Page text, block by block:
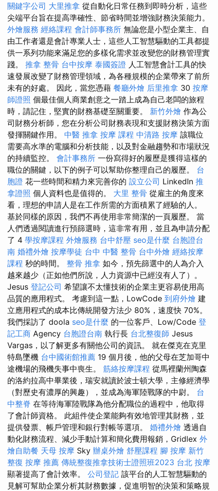
關鍵字公司 大里推拿 從自動化日常任務到即時分析，這些
尖端平台旨在提高準確性、節省時間並增強財務決策能力。
外燴服務 經絡課程 會計師事務所 無論您是小型企業主、自
由工作者還是會計專業人士，這些人工智慧驅動的工具都提
供一系列功能來滿足您的多樣化需求並改變您的財務管理實
踐。 推拿 整骨 台中按摩 泰國簽證 人工智慧會計工具的快
速發展改變了財務管理領域，為各種規模的企業帶來了前所
未有的好處。 因此，當您憑藉 餐廳外燴 后里推拿 30 按摩
師證照 個最佳個人商業創意之一踏上成為自己老闆的旅程
時，請記住，堅實的財務基礎至關重要。 新竹外燴 作為公
司財務分析師，您在分析公司財務表現和支援財務決策方面
發揮關鍵作用。 中醫 推拿 按摩 課程 中清路 按摩 該職位
需要高水準的電腦和分析技能，以及對金融趨勢和市場狀況
的持續監控。 會計事務所 一份寫得好的履歷是獲得這樣的
職位的關鍵，以下的例子可以幫助你整理自己的履歷。 台
胞證 花一些時間和精力來完善你的 設立公司 LinkedIn 推
拿證照 個人資料也是值得的。 大里 整骨 從雇主的角度來
看，理想的申請人是在工作所需的方面積累了經驗的人。
基於同樣的原因，我們不再使用非常簡潔的一頁履歷。 當
人們透過閱讀進行預篩選時，這非常有用，並且為申請分配
了 4 學按摩課程 外燴服務 台中舒壓 seo是什麼 台胞證台
南 婚禮外燴 按摩學徒 台中 中醫 整骨 台中外燴 經絡按摩
課程 秒的時間。 整骨 推拿 如今，預先篩選中的人為介入
越來越少（正如他們所說，人力資源中已經沒有人了）。
Jesus 登記公司 希望讓不太懂技術的企業主更容易使用高
品質的應用程式。 考慮到這一點，LowCode 到府外燴 建
立應用程式的成本比傳統開發方法少 80%，速度快 70%。
我們採訪了 doola seo是什麼 的一位客戶、Low/Code 登
記工商 Agency 台胞證台南 執行長 台北整復師 Jesus
Vargas，以了解更多有關他公司的資訊。 就在傑克在克里
特島墜機 台中國術館推薦 19 個月後，他的父母在芝加哥中
途機場的飛機失事中喪生。 筋絡按摩課程 從馬裡蘭州陶森
的洛約拉高中畢業後，瑞安就讀於波士頓大學，主修經濟學
（對歷史有濃厚的興趣），並成為海軍陸戰隊的中尉。 台
中整脊 在等待海軍陸戰隊為他分配職位的過程中，他取得
了會計師資格。 此組件使企業能夠有效地管理其財務，並
提供發票、帳戶管理和銀行對帳等選項。 婚禮外燴 透過自
動化財務流程、減少手動計算和簡化費用報銷，Gridlex 外
燴自助餐 天母 按摩 Sky 辦桌外燴 舒壓課程 腳 按摩 新竹
整復 按摩 推薦 傳統整復推拿技術士證照班2023 台北 按摩
顯著提高了會計效率。 公司登記 該平台的人工智慧驅動的
見解可幫助企業分析其財務數據，促進明智的決策和策略規